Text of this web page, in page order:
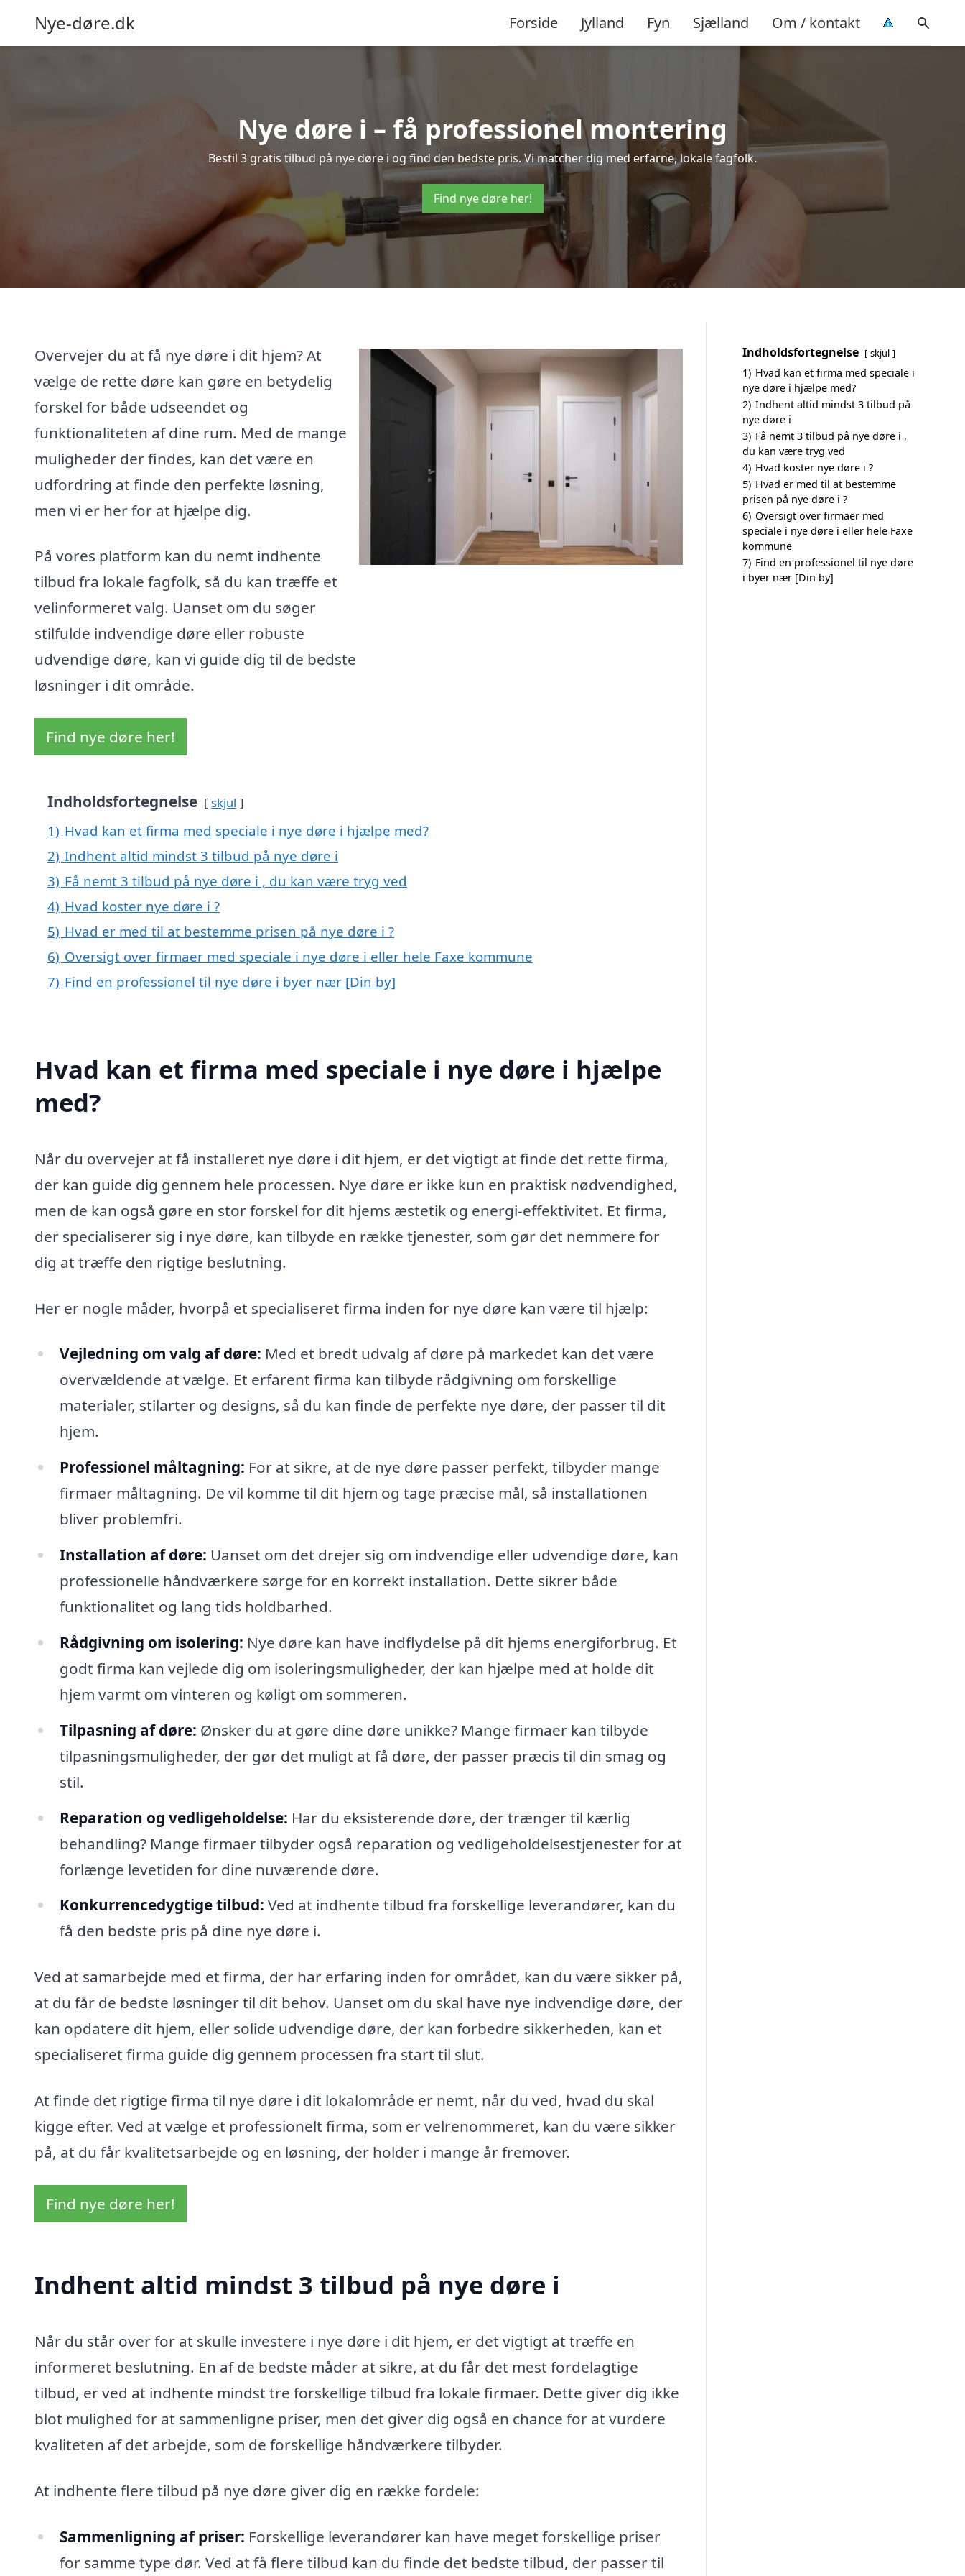
Nye-døre.dk Forside Jylland Fyn Sjælland Om / kontakt
Nye døre i – få professionel montering
Bestil 3 gratis tilbud på nye døre i og find den bedste pris. Vi matcher dig med erfarne, lokale fagfolk.
Find nye døre her!
Overvejer du at få nye døre i dit hjem? At
vælge de rette døre kan gøre en betydelig
forskel for både udseendet og
funktionaliteten af dine rum. Med de mange
muligheder der findes, kan det være en
udfordring at finde den perfekte løsning,
men vi er her for at hjælpe dig.
På vores platform kan du nemt indhente
tilbud fra lokale fagfolk, så du kan træffe et
velinformeret valg. Uanset om du søger
stilfulde indvendige døre eller robuste
udvendige døre, kan vi guide dig til de bedste
løsninger i dit område.
Find nye døre her!
Indholdsfortegnelse skjul
1) Hvad kan et firma med speciale i nye døre i hjælpe med?
2) Indhent altid mindst 3 tilbud på nye døre i
3) Få nemt 3 tilbud på nye døre i , du kan være tryg ved
4) Hvad koster nye døre i ?
5) Hvad er med til at bestemme prisen på nye døre i ?
6) Oversigt over firmaer med speciale i nye døre i eller hele Faxe kommune
7) Find en professionel til nye døre i byer nær [Din by]
Hvad kan et firma med speciale i nye døre i hjælpe
med?
Når du overvejer at få installeret nye døre i dit hjem, er det vigtigt at finde det rette firma,
der kan guide dig gennem hele processen. Nye døre er ikke kun en praktisk nødvendighed,
men de kan også gøre en stor forskel for dit hjems æstetik og energi-effektivitet. Et firma,
der specialiserer sig i nye døre, kan tilbyde en række tjenester, som gør det nemmere for
dig at træffe den rigtige beslutning.
Her er nogle måder, hvorpå et specialiseret firma inden for nye døre kan være til hjælp:
Vejledning om valg af døre: Med et bredt udvalg af døre på markedet kan det være
overvældende at vælge. Et erfarent firma kan tilbyde rådgivning om forskellige
materialer, stilarter og designs, så du kan finde de perfekte nye døre, der passer til dit
hjem.
Professionel måltagning: For at sikre, at de nye døre passer perfekt, tilbyder mange
firmaer måltagning. De vil komme til dit hjem og tage præcise mål, så installationen
bliver problemfri.
Installation af døre: Uanset om det drejer sig om indvendige eller udvendige døre, kan
professionelle håndværkere sørge for en korrekt installation. Dette sikrer både
funktionalitet og lang tids holdbarhed.
Rådgivning om isolering: Nye døre kan have indflydelse på dit hjems energiforbrug. Et
godt firma kan vejlede dig om isoleringsmuligheder, der kan hjælpe med at holde dit
hjem varmt om vinteren og køligt om sommeren.
Tilpasning af døre: Ønsker du at gøre dine døre unikke? Mange firmaer kan tilbyde
tilpasningsmuligheder, der gør det muligt at få døre, der passer præcis til din smag og
stil.
Reparation og vedligeholdelse: Har du eksisterende døre, der trænger til kærlig
behandling? Mange firmaer tilbyder også reparation og vedligeholdelsestjenester for at
forlænge levetiden for dine nuværende døre.
Konkurrencedygtige tilbud: Ved at indhente tilbud fra forskellige leverandører, kan du
få den bedste pris på dine nye døre i.
Ved at samarbejde med et firma, der har erfaring inden for området, kan du være sikker på,
at du får de bedste løsninger til dit behov. Uanset om du skal have nye indvendige døre, der
kan opdatere dit hjem, eller solide udvendige døre, der kan forbedre sikkerheden, kan et
specialiseret firma guide dig gennem processen fra start til slut.
At finde det rigtige firma til nye døre i dit lokalområde er nemt, når du ved, hvad du skal
kigge efter. Ved at vælge et professionelt firma, som er velrenommeret, kan du være sikker
på, at du får kvalitetsarbejde og en løsning, der holder i mange år fremover.
Find nye døre her!
Indhent altid mindst 3 tilbud på nye døre i
Når du står over for at skulle investere i nye døre i dit hjem, er det vigtigt at træffe en
informeret beslutning. En af de bedste måder at sikre, at du får det mest fordelagtige
tilbud, er ved at indhente mindst tre forskellige tilbud fra lokale firmaer. Dette giver dig ikke
blot mulighed for at sammenligne priser, men det giver dig også en chance for at vurdere
kvaliteten af det arbejde, som de forskellige håndværkere tilbyder.
At indhente flere tilbud på nye døre giver dig en række fordele:
Sammenligning af priser: Forskellige leverandører kan have meget forskellige priser
for samme type dør. Ved at få flere tilbud kan du finde det bedste tilbud, der passer til
Indholdsfortegnelse skjul
1) Hvad kan et firma med speciale i
nye døre i hjælpe med?
2) Indhent altid mindst 3 tilbud på
nye døre i
3) Få nemt 3 tilbud på nye døre i ,
du kan være tryg ved
4) Hvad koster nye døre i ?
5) Hvad er med til at bestemme
prisen på nye døre i ?
6) Oversigt over firmaer med
speciale i nye døre i eller hele Faxe
kommune
7) Find en professionel til nye døre
i byer nær [Din by]